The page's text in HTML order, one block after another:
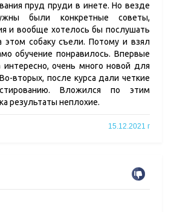
пруд пруди в инете. Но везде
были конкретные советы,
и вообще хотелось бы послушать
собаку съели. Потому и взял
обучение понравилось. Впервые
очень много новой для
вторых, после курса дали четкие
Вложился по этим
результаты неплохие.
15.12.2021 г